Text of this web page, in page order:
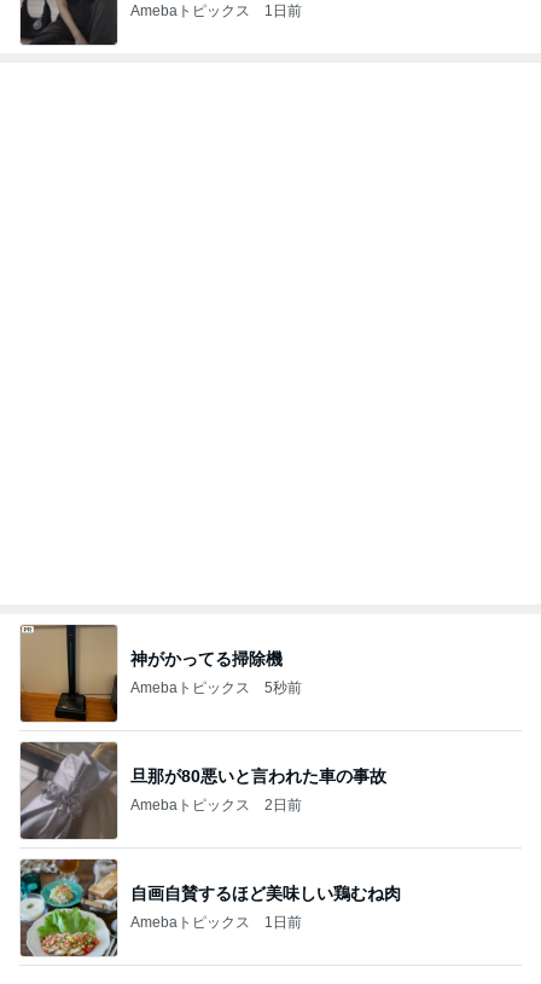
Amebaトピックス 1日前
神がかってる掃除機
Amebaトピックス 5秒前
旦那が80悪いと言われた車の事故
Amebaトピックス 2日前
自画自賛するほど美味しい鶏むね肉
Amebaトピックス 1日前